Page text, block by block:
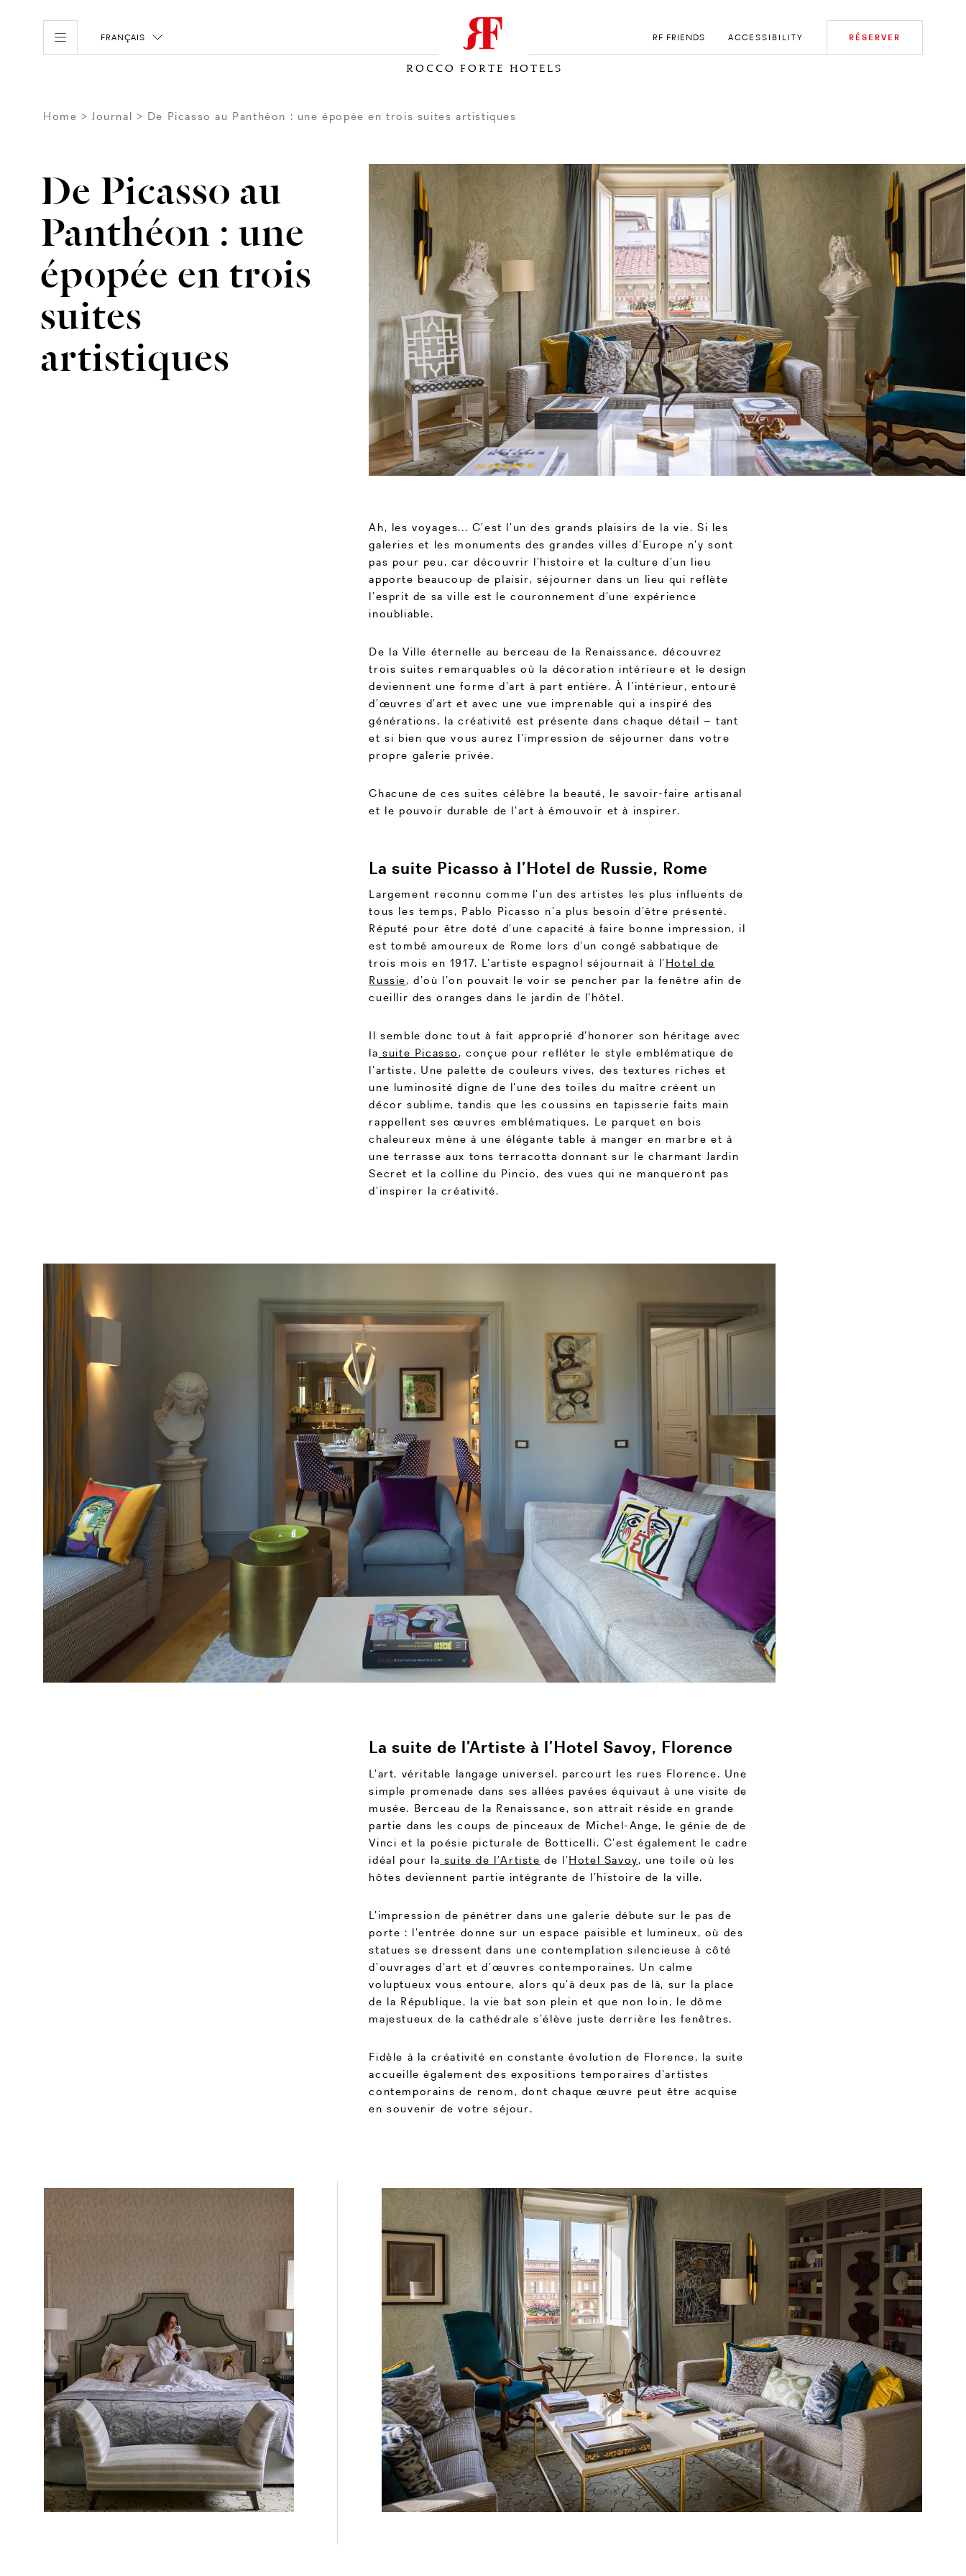
FRANÇAIS
ROCCO FORTE HOTELS
RF FRIENDS ACCESSIBILITY RÉSERVER
Home Journal De Picasso au Panthéon : une épopée en trois suites artistiques
De Picasso au
Panthéon : une
épopée en trois
suites
artistiques
Ah, les voyages... C’est l’un des grands plaisirs de la vie. Si les
galeries et les monuments des grandes villes d’Europe n’y sont
pas pour peu, car découvrir l’histoire et la culture d’un lieu
apporte beaucoup de plaisir, séjourner dans un lieu qui reflète
l’esprit de sa ville est le couronnement d’une expérience
inoubliable.
De la Ville éternelle au berceau de la Renaissance, découvrez
trois suites remarquables où la décoration intérieure et le design
deviennent une forme d’art à part entière. À l’intérieur, entouré
d’œuvres d’art et avec une vue imprenable qui a inspiré des
générations, la créativité est présente dans chaque détail – tant
et si bien que vous aurez l’impression de séjourner dans votre
propre galerie privée.
Chacune de ces suites célèbre la beauté, le savoir-faire artisanal
et le pouvoir durable de l’art à émouvoir et à inspirer.
La suite Picasso à l’Hotel de Russie, Rome
Largement reconnu comme l’un des artistes les plus influents de
tous les temps, Pablo Picasso n’a plus besoin d’être présenté.
Réputé pour être doté d’une capacité à faire bonne impression, il
est tombé amoureux de Rome lors d’un congé sabbatique de
trois mois en 1917. L’artiste espagnol séjournait à l’Hotel de
Russie, d’où l’on pouvait le voir se pencher par la fenêtre afin de
cueillir des oranges dans le jardin de l’hôtel.
Il semble donc tout à fait approprié d’honorer son héritage avec
la suite Picasso , conçue pour refléter le style emblématique de
l’artiste. Une palette de couleurs vives, des textures riches et
une luminosité digne de l’une des toiles du maître créent un
décor sublime, tandis que les coussins en tapisserie faits main
rappellent ses œuvres emblématiques. Le parquet en bois
chaleureux mène à une élégante table à manger en marbre et à
une terrasse aux tons terracotta donnant sur le charmant Jardin
Secret et la colline du Pincio, des vues qui ne manqueront pas
d’inspirer la créativité.
La suite de l’Artiste à l’Hotel Savoy, Florence
L’art, véritable langage universel, parcourt les rues Florence. Une
simple promenade dans ses allées pavées équivaut à une visite de
musée. Berceau de la Renaissance, son attrait réside en grande
partie dans les coups de pinceaux de Michel-Ange, le génie de de
Vinci et la poésie picturale de Botticelli. C’est également le cadre
idéal pour la suite de l’Artiste de l’Hotel Savoy, une toile où les
hôtes deviennent partie intégrante de l’histoire de la ville.
L’impression de pénétrer dans une galerie débute sur le pas de
porte : l’entrée donne sur un espace paisible et lumineux, où des
statues se dressent dans une contemplation silencieuse à côté
d’ouvrages d’art et d’œuvres contemporaines. Un calme
voluptueux vous entoure, alors qu’à deux pas de là, sur la place
de la République, la vie bat son plein et que non loin, le dôme
majestueux de la cathédrale s’élève juste derrière les fenêtres.
Fidèle à la créativité en constante évolution de Florence, la suite
accueille également des expositions temporaires d’artistes
contemporains de renom, dont chaque œuvre peut être acquise
en souvenir de votre séjour.